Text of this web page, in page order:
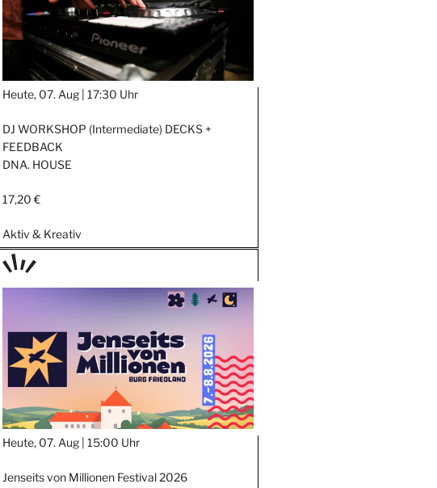
Heute, 07. Aug | 17:30 Uhr
DJ WORKSHOP (Intermediate) DECKS +
FEEDBACK
DNA. HOUSE
17,20 €
Aktiv & Kreativ
TAGE
Heute, 07. Aug | 15:00 Uhr
Jenseits von Millionen Festival 2026